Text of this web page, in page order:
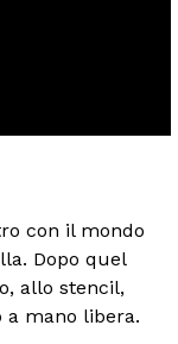
con il mondo
Dopo quel
allo stencil,
a mano libera.